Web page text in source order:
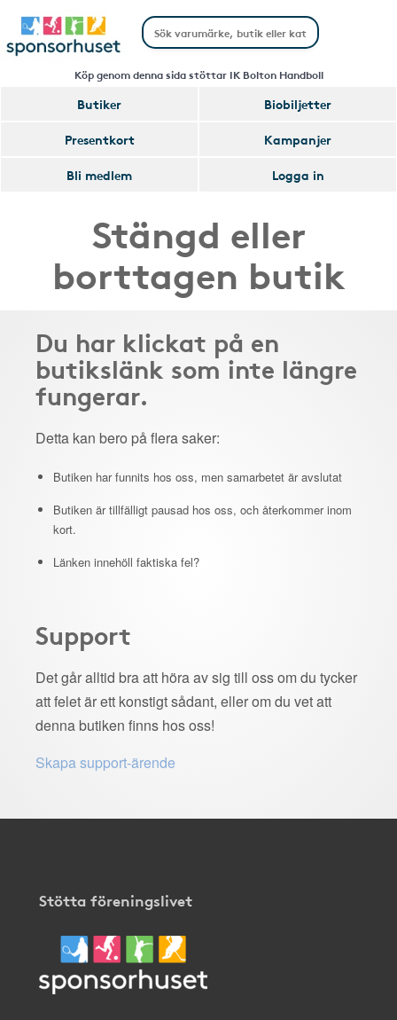
Köp genom denna sida stöttar IK Bolton Handboll
Butiker
Biobiljetter
Presentkort
Kampanjer
Bli medlem
Logga in
Stängd eller
borttagen butik
Du har klickat på en
butikslänk som inte längre
fungerar.
Detta kan bero på flera saker:
Butiken har funnits hos oss, men samarbetet är avslutat
Butiken är tillfälligt pausad hos oss, och återkommer inom
kort.
Länken innehöll faktiska fel?
Support
Det går alltid bra att höra av sig till oss om du tycker
att felet är ett konstigt sådant, eller om du vet att
denna butiken finns hos oss!
Skapa support-ärende
Stötta föreningslivet